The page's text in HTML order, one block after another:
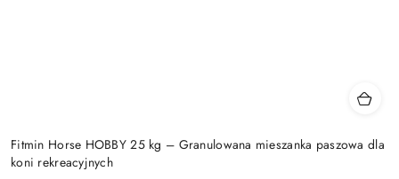
Fitmin Horse HOBBY 25 kg – Granulowana mieszanka paszowa dla
koni rekreacyjnych